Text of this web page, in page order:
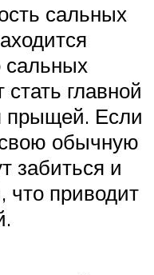
сальных
сальных
главной
прыщей. Если
обычную
забиться и
что приводит